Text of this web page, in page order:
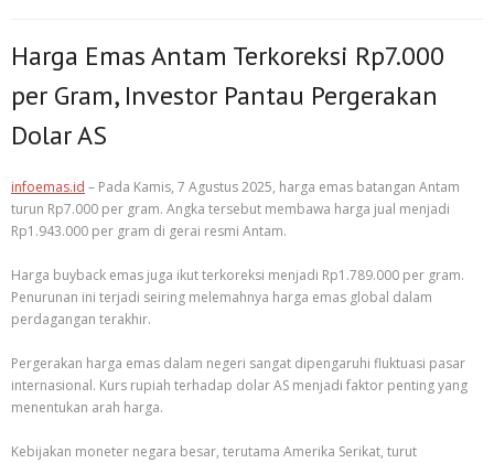
Harga Emas Antam Terkoreksi Rp7.000
per Gram, Investor Pantau Pergerakan
Dolar AS
infoemas.id – Pada Kamis, 7 Agustus 2025, harga emas batangan Antam
turun Rp7.000 per gram. Angka tersebut membawa harga jual menjadi
Rp1.943.000 per gram di gerai resmi Antam.
Harga buyback emas juga ikut terkoreksi menjadi Rp1.789.000 per gram.
Penurunan ini terjadi seiring melemahnya harga emas global dalam
perdagangan terakhir.
Pergerakan harga emas dalam negeri sangat dipengaruhi fluktuasi pasar
internasional. Kurs rupiah terhadap dolar AS menjadi faktor penting yang
menentukan arah harga.
Kebijakan moneter negara besar, terutama Amerika Serikat, turut